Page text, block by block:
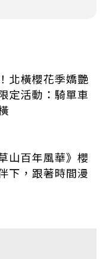
北橫櫻花季嬌艷
定活動：騎單車
山百年風華》櫻
下，跟著時間漫